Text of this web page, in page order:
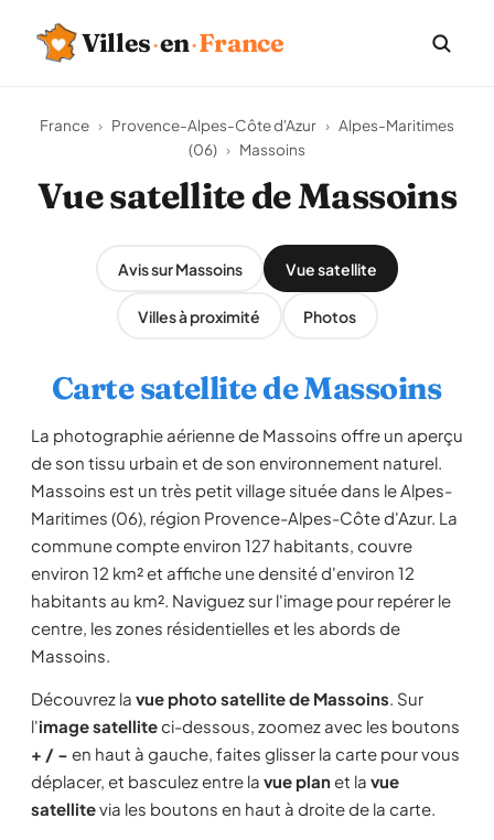
Villes·en·France
France › Provence-Alpes-Côte d'Azur › Alpes-Maritimes
(06) › Massoins
Vue satellite de Massoins
Avis sur Massoins Vue satellite
Villes à proximité Photos
Carte satellite de Massoins
La photographie aérienne de Massoins offre un aperçu
de son tissu urbain et de son environnement naturel.
Massoins est un très petit village située dans le Alpes-
Maritimes (06), région Provence-Alpes-Côte d'Azur. La
commune compte environ 127 habitants, couvre
environ 12 km² et affiche une densité d'environ 12
habitants au km². Naviguez sur l'image pour repérer le
centre, les zones résidentielles et les abords de
Massoins.
Découvrez la vue photo satellite de Massoins. Sur
l'image satelliteci-dessous, zoomez avec les boutons
+ / − en haut à gauche, faites glisser la carte pour vous
déplacer, et basculez entre la vue planet la vue
satellitevia les boutons en haut à droite de la carte.